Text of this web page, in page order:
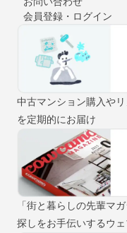
会員登録・ログイン
中古マンション購入や
を定期的にお届け
「街と暮らしの先輩マ
探しをお手伝いするウ